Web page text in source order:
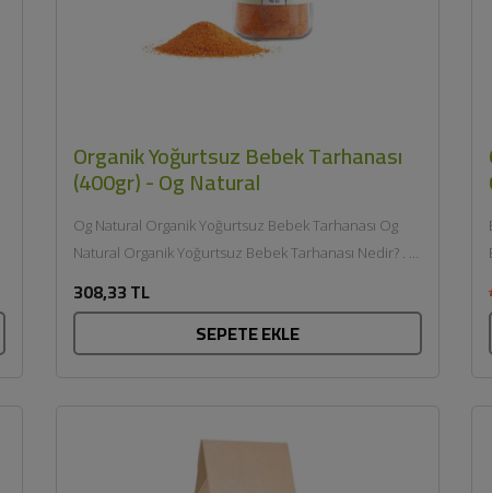
Organik Yoğurtsuz Bebek Tarhanası
(400gr) - Og Natural
Og Natural Organik Yoğurtsuz Bebek Tarhanası Og
Natural Organik Yoğurtsuz Bebek Tarhanası Nedir? . 6
308,33 TL
SEPETE EKLE